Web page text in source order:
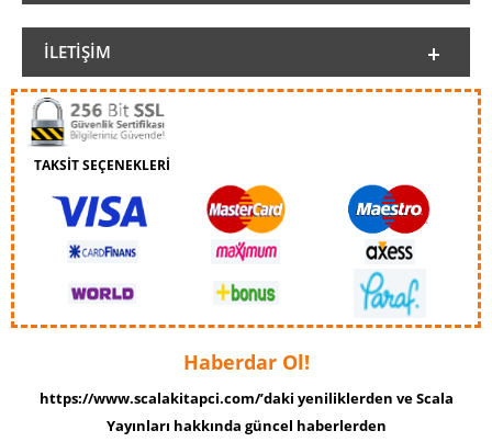
İLETIŞIM
TAKSİT SEÇENEKLERİ
Haberdar Ol!
https://www.scalakitapci.com/’daki yeniliklerden ve Scala
Yayınları hakkında güncel haberlerden